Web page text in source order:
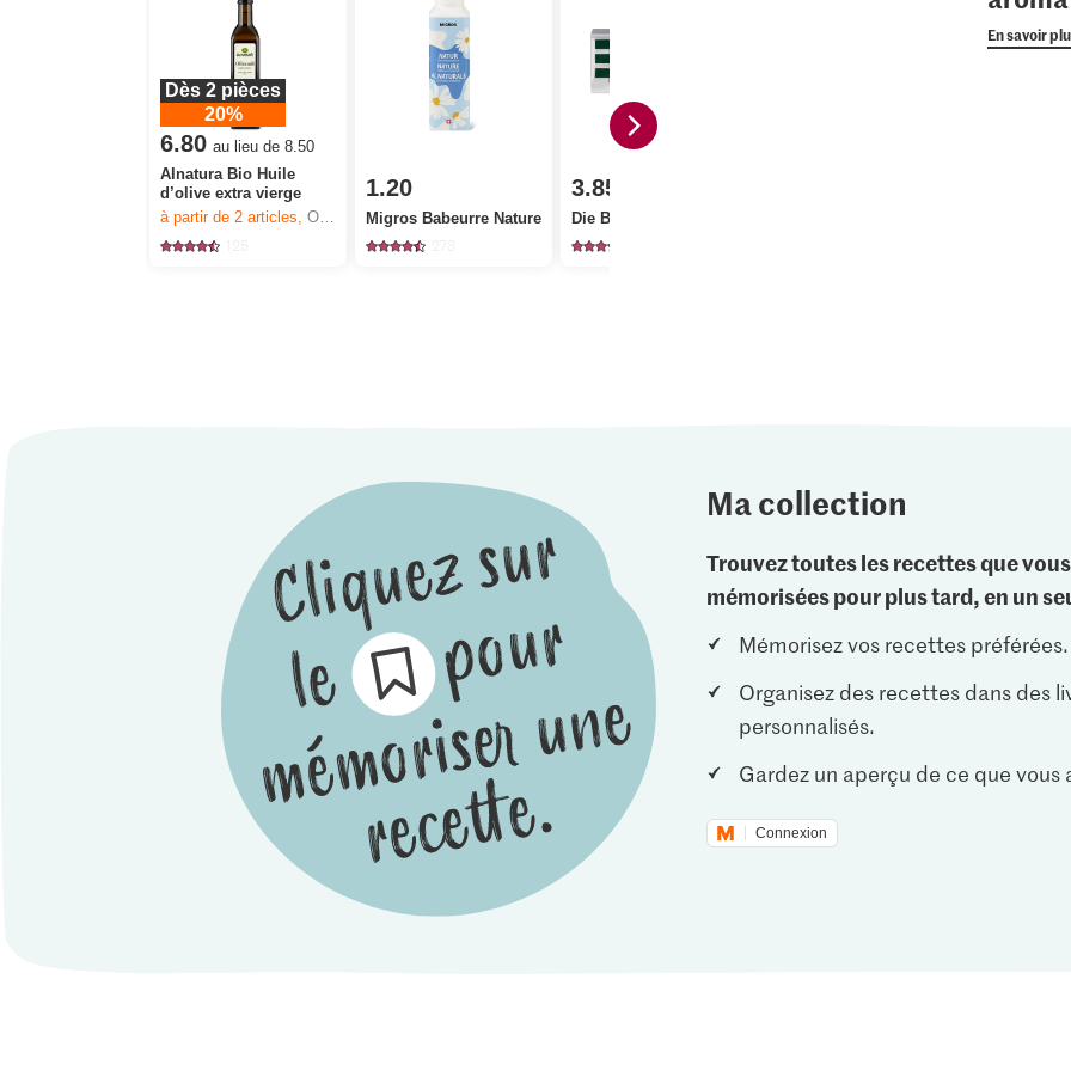
Dès 2 pièces
20%
6.80 au lieu de 8.50
Alnatura Bio Huile
d’olive extra vierge
à partir de 2articles,Offre valable du 6.8 au 12.8.2026, jusqu’à épuisement du stock.
1.20
Migros Babeurre Nature
3.85
Die Butter Beurre
En savoir
Ma collection
Trouvez toutes les recettes que
mémorisées pour plus tard, en un
Mémorisez vos recettes préférées.
Organisez des recettes dans des
personnalisés.
Gardez un aperçu de ce que vous
Connexion